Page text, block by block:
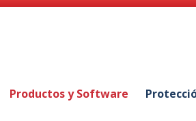
Productos y Software